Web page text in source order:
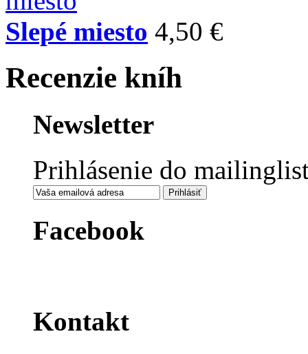
Slepé miesto 4,50 €
Recenzie kníh
Newsletter
Prihlásenie do
Facebook
Kontakt